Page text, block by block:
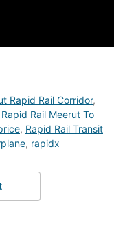
Rapid Rail Corridor,
Rapid Rail Meerut To
, Rapid Rail Transit
, rapidx